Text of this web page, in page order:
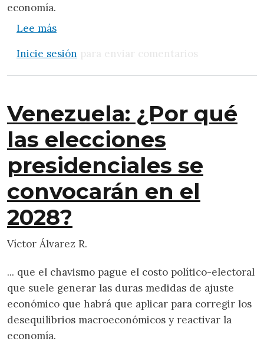
economía.
Lee mássobre Venezuela: ¿Por qué las elecciones
Inicie sesión para enviar comentarios
Venezuela: ¿Por qué
las elecciones
presidenciales se
convocarán en el
2028?
Víctor Álvarez R.
... que el chavismo pague el costo político-electoral
que suele generar las duras medidas de ajuste
económico que habrá que aplicar para corregir los
desequilibrios macroeconómicos y reactivar la
economía.